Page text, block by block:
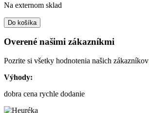
Na externom sklad
Do košíka
Overené našimi zákazníkmi
Pozrite si všetky hodnotenia našich zákazníkov
Výhody:
dobra cena rychle dodanie